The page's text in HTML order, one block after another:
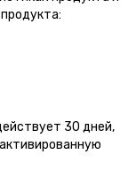
30 дней,